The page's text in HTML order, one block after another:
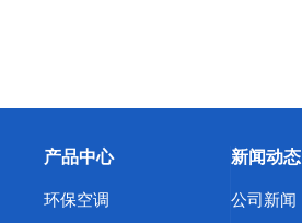
产品中心
环保空调
新闻动态
公司新闻